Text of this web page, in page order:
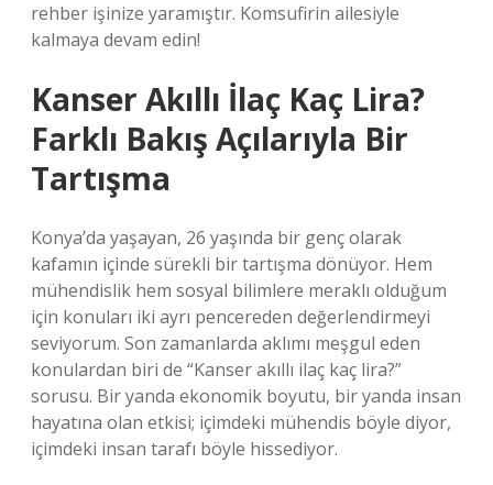
rehber işinize yaramıştır. Komsufirin ailesiyle
kalmaya devam edin!
Kanser Akıllı İlaç Kaç Lira?
Farklı Bakış Açılarıyla Bir
Tartışma
Konya’da yaşayan, 26 yaşında bir genç olarak
kafamın içinde sürekli bir tartışma dönüyor. Hem
mühendislik hem sosyal bilimlere meraklı olduğum
için konuları iki ayrı pencereden değerlendirmeyi
seviyorum. Son zamanlarda aklımı meşgul eden
konulardan biri de “Kanser akıllı ilaç kaç lira?”
sorusu. Bir yanda ekonomik boyutu, bir yanda insan
hayatına olan etkisi; içimdeki mühendis böyle diyor,
içimdeki insan tarafı böyle hissediyor.